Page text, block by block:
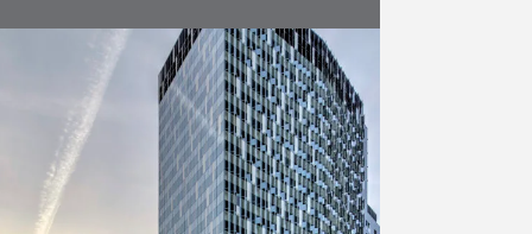
Bouw van woningen, van een
hotel en handelsruimtes gelegen
in de bouwblok Comines-Froissart
in Brussel. Léopold Village is een
van de belangrijkste werven voor
de …
Meer